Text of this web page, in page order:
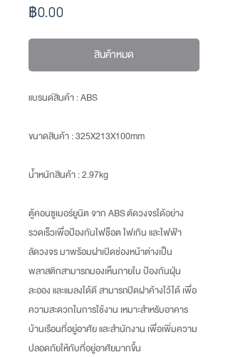
฿0.00ราคา
สินค้าหมด
แบรนด์สินค้า : ABS
ขนาดสินค้า: 325X213X100mm
น้ำหนักสินค้า: 2.97kg
ตู้คอนซูเมอร์ยูนิต จาก ABS ตัดวงจรได้อย่าง
รวดเร็วเพื่อป้องกันไฟช็อต ไฟเกิน และไฟฟ้า
ลัดวงจร มาพร้อมฝาเปิดช่องหน้าต่างเป็น
พลาสติกสามารถมองเห็นภายใน ป้องกันฝุ่น
ละออง และแมลงได้ดี สามารถปิดฝาค้างไว้ได้ เพื่อ
ความสะดวกในการใช้งาน เหมาะสำหรับอาคาร
บ้านเรือนที่อยู่อาศัย และสำนักงาน เพื่อเพิ่มความ
ปลอดภัยให้กับที่อยู่อาศัยมากขึ้น